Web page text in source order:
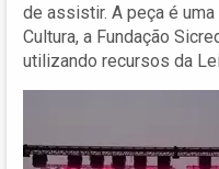
de assistir. A peça é
Cultura, a Fundação
utilizando recursos da